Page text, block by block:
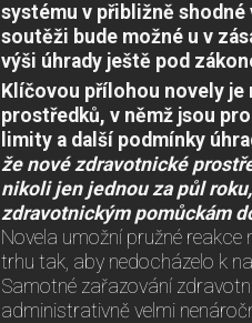
systému v přibližně shodné
soutěži bude možné u v
výši úhrady ještě pod
Klíčovou přílohou novely
prostředků, v němž jsou
limity a další podmínky
že nové zdravotnické
nikoli jen jednou za půl
zdravotnickým pomůckám
Novela umožní pružné
trhu tak, aby nedocházelo k
Samotné zařazování
administrativně velmi